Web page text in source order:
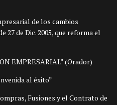
de los cambios
27 de Dic. 2005, que reforma el
EMPRESARIAL” (Orador)
al éxito”
Fusiones y el Contrato de